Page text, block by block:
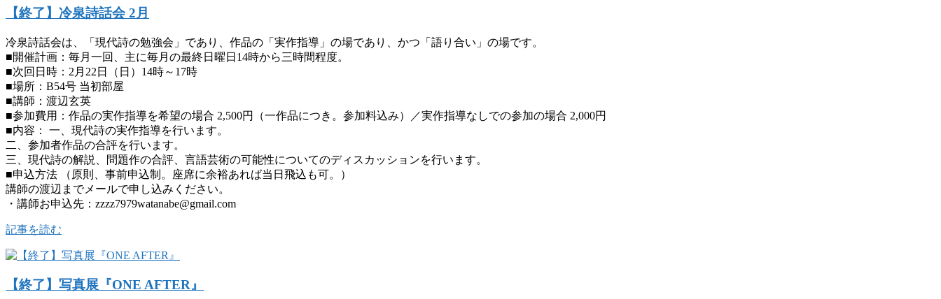
【終了】冷泉詩話会 2月
冷泉詩話会は、「現代詩の勉強会」であり、作品の「実作指導」の場であり、かつ「語り合い」の場です。
■開催計画：毎月一回、主に毎月の最終日曜日14時から三時間程度。
■次回日時：2月22日（日）14時～17時
■場所：B54号 当初部屋
■講師：渡辺玄英
■参加費用：作品の実作指導を希望の場合 2,500円（一作品につき。参加料込み）／実作指導なしでの参加の場合 2,000円
■内容： 一、現代詩の実作指導を行います。
二、参加者作品の合評を行います。
三、現代詩の解説、問題作の合評、言語芸術の可能性についてのディスカッションを行います。
■申込方法 （原則、事前申込制。座席に余裕あれば当日飛込も可。）
講師の渡辺までメールで申し込みください。
・講師お申込先：zzzz7979watanabe@gmail.com
記事を読む
【終了】写真展『ONE AFTER』